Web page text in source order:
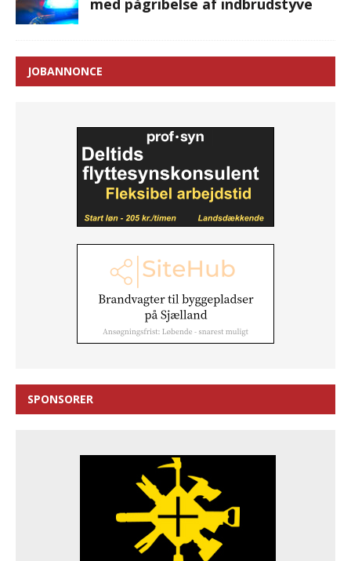
JOBANNONCE
SPONSORER